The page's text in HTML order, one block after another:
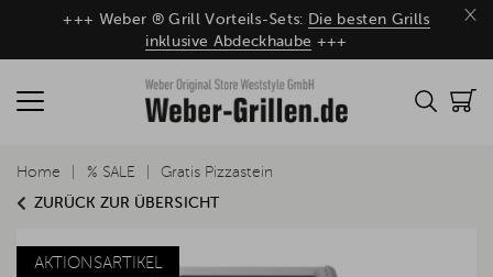
×
+++ Weber ® Grill Vorteils-Sets: Die besten Grills
inklusive Abdeckhaube +++
ZURÜCK ZUR ÜBERSICHT
Home % SALE Gratis Pizzastein
AKTIONSARTIKEL